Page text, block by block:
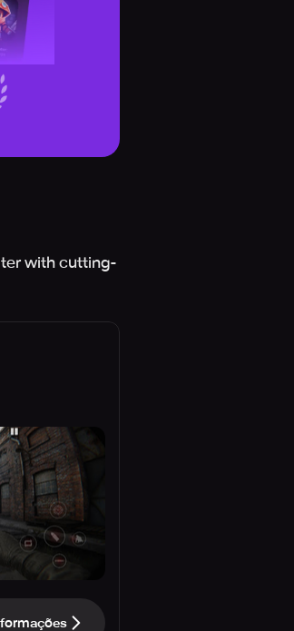
with cutting-